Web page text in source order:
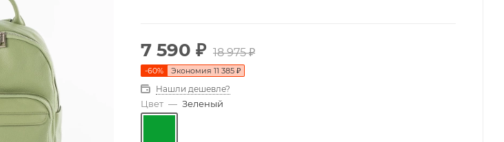
7 590 ₽ 18 975₽
-60% Экономия 11 385 ₽
Нашли дешевле?
Цвет — Зеленый